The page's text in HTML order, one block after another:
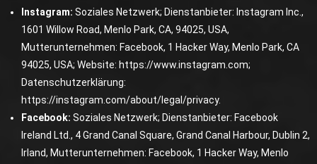
Instagram: Soziales Netzwerk; Dienstanbieter: Instagram Inc.,
1601 Willow Road, Menlo Park, CA, 94025, USA,
Mutterunternehmen: Facebook, 1 Hacker Way, Menlo Park, CA
94025, USA; Website: https://www.instagram.com;
Datenschutzerklärung:
https://instagram.com/about/legal/privacy.
Facebook: Soziales Netzwerk; Dienstanbieter: Facebook
Ireland Ltd., 4 Grand Canal Square, Grand Canal Harbour, Dublin 2,
Irland, Mutterunternehmen: Facebook, 1 Hacker Way, Menlo